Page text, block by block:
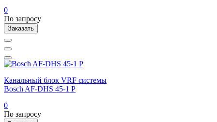
0
По запросу
Заказать
Канальный блок VRF системы
Bosch AF-DHS 45-1 P
0
По запросу